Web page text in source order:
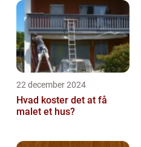
22 december 2024
Hvad koster det at få
malet et hus?